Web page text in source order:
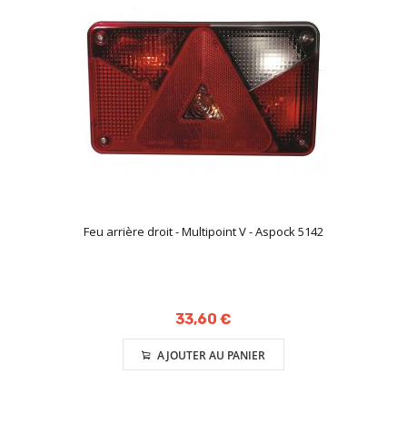
Feu arrière droit - Multipoint V - Aspock 5142
33,60 €
AJOUTER AU PANIER